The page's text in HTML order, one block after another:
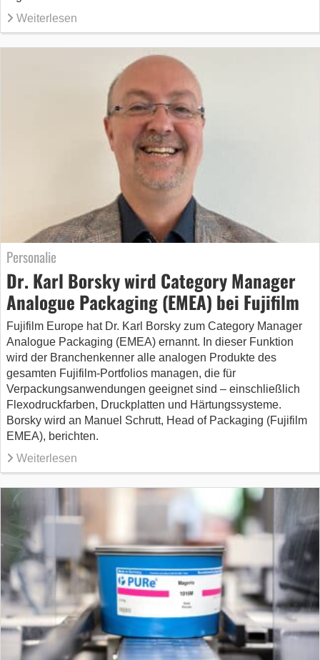
Weiterlesen
Personalie
Dr. Karl Borsky wird Category Manager
Analogue Packaging (EMEA) bei Fujifilm
Fujifilm Europe hat Dr. Karl Borsky zum Category Manager
Analogue Packaging (EMEA) ernannt. In dieser Funktion
wird der Branchenkenner alle analogen Produkte des
gesamten Fujifilm-Portfolios managen, die für
Verpackungsanwendungen geeignet sind – einschließlich
Flexodruckfarben, Druckplatten und Härtungssysteme.
Borsky wird an Manuel Schrutt, Head of Packaging (Fujifilm
EMEA), berichten.
Weiterlesen